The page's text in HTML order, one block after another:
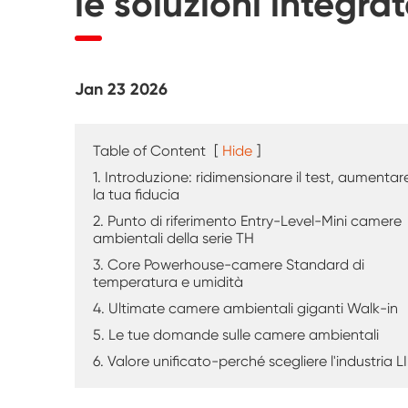
Tester di agenti atmosferici UV
Camera Walk-in
Camera di prova speciale
Apparecchiatura di prova IP
Jan 23 2026
Table of Content [ Hide ]
1. Introduzione: ridimensionare il test,
la tua fiducia
2. Punto di riferimento Entry-Level-Mini camere
ambientali della serie TH
3. Core Powerhouse-camere Standard di
temperatura e umidità
4. Ultimate camere ambientali giganti Walk-in
5. Le tue domande sulle camere ambientali
6. Valore unificato-perché scegliere l'industria